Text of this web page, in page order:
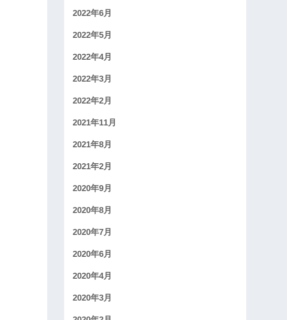
2022年6月
2022年5月
2022年4月
2022年3月
2022年2月
2021年11月
2021年8月
2021年2月
2020年9月
2020年8月
2020年7月
2020年6月
2020年4月
2020年3月